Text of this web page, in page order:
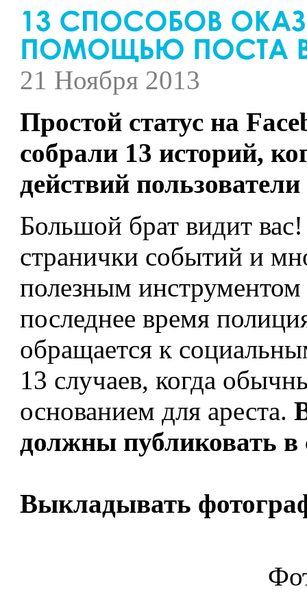
21 Ноября 2013
Простой статус на
собрали 13 историй,
действий
Большой брат видит
странички событий и
полезным
последнее время
обращается к
13 случаев, когда
основанием для ареста.
должны публиковать в
Выкладывать